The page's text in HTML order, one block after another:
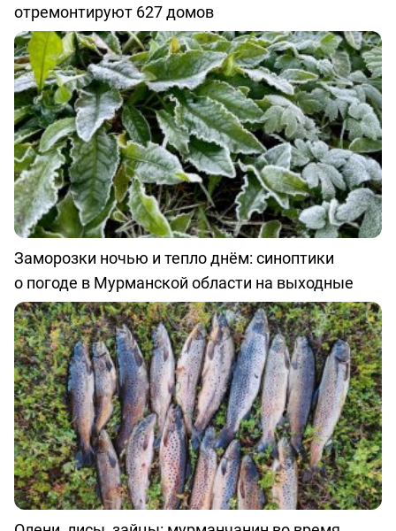
отремонтируют 627 домов
Заморозки ночью и тепло днём: синоптики
о погоде в Мурманской области на выходные